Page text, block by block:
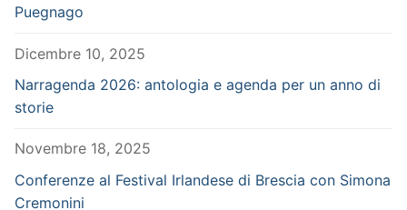
Puegnago
Dicembre 10, 2025
Narragenda 2026: antologia e agenda per un anno di
storie
Novembre 18, 2025
Conferenze al Festival Irlandese di Brescia con Simona
Cremonini